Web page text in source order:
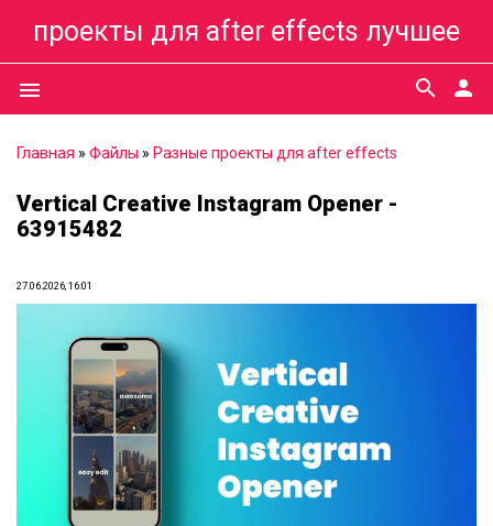
проекты для after effects лучшее
menu person
search
Главная » Файлы » Разные проекты для after effects
Vertical Creative Instagram Opener -
63915482
27.06.2026, 16:01